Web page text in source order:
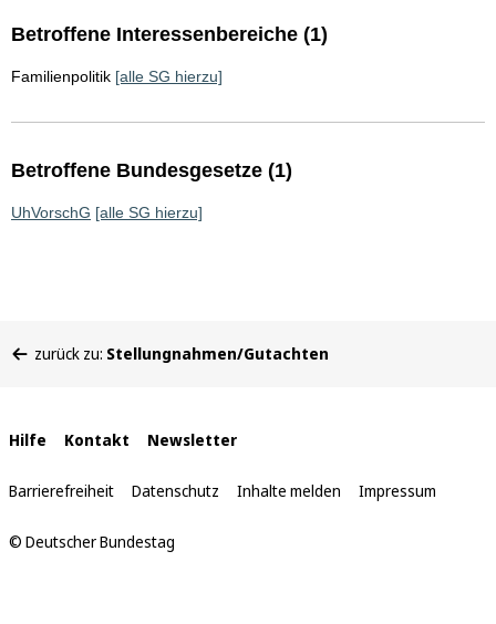
Betroffene Interessenbereiche (1)
Familienpolitik [alle SG hierzu]
Betroffene Bundesgesetze (1)
UhVorschG [alle SG hierzu]
befinden
zurück zu: Stellungnahmen/Gutachten
Interne
Links
Hilfe Kontakt Newsletter
Barrierefreiheit Datenschutz Inhalte melden Impressum
© Deutscher Bundestag